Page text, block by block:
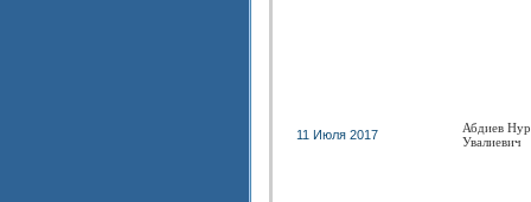
11 Июля 2017
Абдиев
Увалиевич